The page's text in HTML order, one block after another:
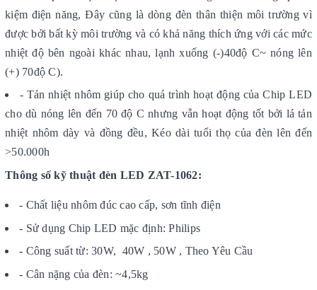
kiệm điện năng, Đây cũng là dòng đèn thân thiện môi trường vì
được bởi bất kỳ môi trường và có khả năng thích ứng với các mức
nhiệt độ bên ngoài khác nhau, lạnh xuống (-)40độ C~ nóng lên
(+) 70độ C).
- Tản nhiệt nhôm giúp cho quá trình hoạt động của Chip LED
cho dù nóng lên đến 70 độ C nhưng vẫn hoạt động tốt bởi lá tản
nhiệt nhôm dày và đồng đều, Kéo dài tuổi thọ của đèn lên đến
>50.000h
Thông số kỹ thuật đèn LED ZAT-1062:
- Chất liệu nhôm đúc cao cấp, sơn tĩnh điện
- Sử dụng Chip LED mặc định: Philips
- Công suất từ: 30W, 40W , 50W , Theo Yêu Cầu
- Cân nặng của đèn: ~4,5kg